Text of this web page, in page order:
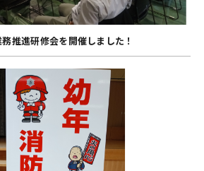
推進研修会を開催しました！